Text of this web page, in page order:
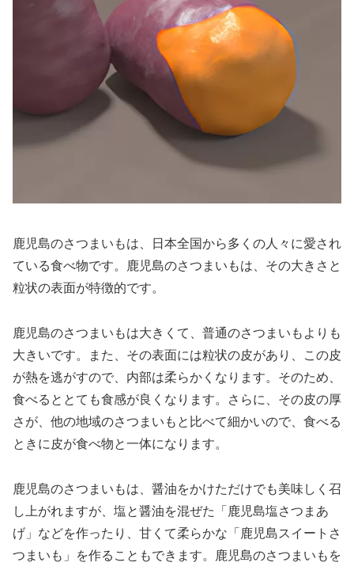
鹿児島のさつまいもは、日本全国から多くの人々に愛され
ている食べ物です。鹿児島のさつまいもは、その大きさと
粒状の表面が特徴的です。
鹿児島のさつまいもは大きくて、普通のさつまいもよりも
大きいです。また、その表面には粒状の皮があり、この皮
が熱を逃がすので、内部は柔らかくなります。そのため、
食べるととても食感が良くなります。さらに、その皮の厚
さが、他の地域のさつまいもと比べて細かいので、食べる
ときに皮が食べ物と一体になります。
鹿児島のさつまいもは、醤油をかけただけでも美味しく召
し上がれますが、塩と醤油を混ぜた「鹿児島塩さつまあ
げ」などを作ったり、甘くて柔らかな「鹿児島スイートさ
つまいも」を作ることもできます。鹿児島のさつまいもを